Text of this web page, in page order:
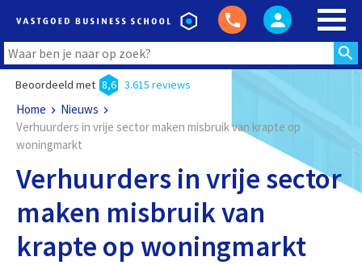
Beoordeeld met 8,6 3.615 reviews
Home
Nieuws
Verhuurders in vrije sector maken misbruik van krapte op
woningmarkt
Verhuurders in vrije sector
maken misbruik van
krapte op woningmarkt